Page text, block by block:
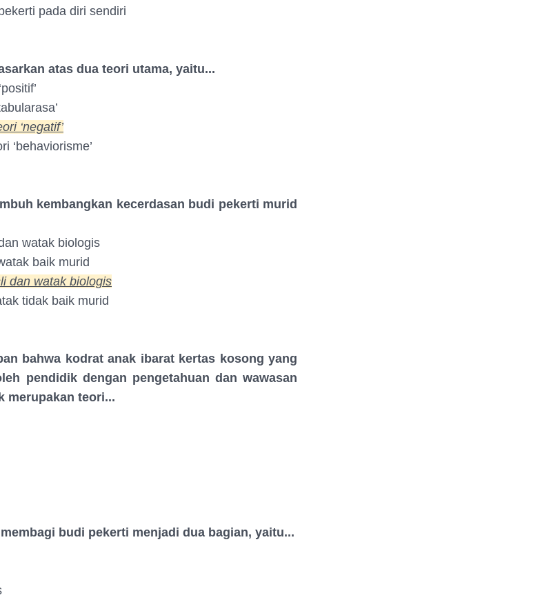
pada diri sendiri
atas dua teori utama, yaitu...
‘negatif’
‘behaviorisme’
kembangkan kecerdasan budi pekerti murid
watak biologis
baik murid
dan watak biologis
tidak baik murid
bahwa kodrat anak ibarat kertas kosong yang
pendidik dengan pengetahuan dan wawasan
merupakan teori...
budi pekerti menjadi dua bagian, yaitu...